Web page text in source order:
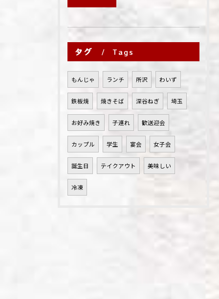
タグ Tags
もんじゃ ランチ 所沢 わいず
鉄板焼 焼きそば 深谷ねぎ 埼玉
お好み焼き 子連れ 歓送迎会
カップル 学生 宴会 女子会
誕生日 テイクアウト 美味しい
冷凍